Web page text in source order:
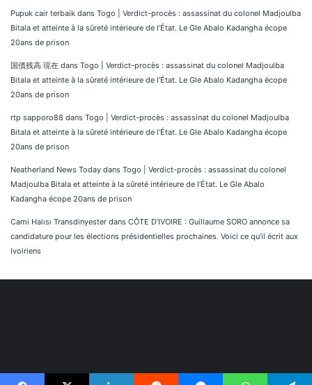
Pupuk cair terbaik dans Togo | Verdict-procès : assassinat du colonel Madjoulba
Bitala et atteinte à la sûreté intérieure de l’État. Le Gle Abalo Kadangha écope
20ans de prison
国債残高 現在 dans Togo | Verdict-procès : assassinat du colonel Madjoulba
Bitala et atteinte à la sûreté intérieure de l’État. Le Gle Abalo Kadangha écope
20ans de prison
rtp sapporo88 dans Togo | Verdict-procès : assassinat du colonel Madjoulba
Bitala et atteinte à la sûreté intérieure de l’État. Le Gle Abalo Kadangha écope
20ans de prison
Neatherland News Today dans Togo | Verdict-procès : assassinat du colonel
Madjoulba Bitala et atteinte à la sûreté intérieure de l’État. Le Gle Abalo
Kadangha écope 20ans de prison
Cami Halısı Transdinyester dans CÔTE D’IVOIRE : Guillaume SORO annonce sa
candidature pour les élections présidentielles prochaines. Voici ce qu’il écrit aux
Ivoiriens